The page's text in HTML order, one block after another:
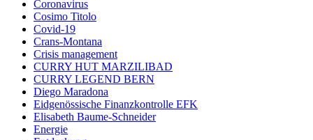
Coronavirus
Cosimo Titolo
Covid-19
Crans-Montana
Crisis management
CURRY HUT MARZILIBAD
CURRY LEGEND BERN
Diego Maradona
Eidgenössische Finanzkontrolle EFK
Elisabeth Baume-Schneider
Energie